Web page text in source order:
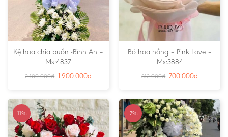
Kệ hoa chia buồn -Bình An –
Ms:4837
2.100.000₫ 1.900.000₫
Bó hoa hồng – Pink Love –
Ms:3884
812.000₫ 700.000₫
-11% -7%